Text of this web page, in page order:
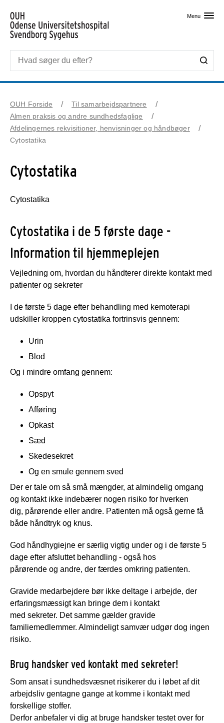
Menu
OUH Forside
Til samarbejdspartnere
Almen praksis og andre sundhedsfaglige
Afdelingernes rekvisitioner, henvisninger og håndbøger
Cytostatika
Cytostatika
Cytostatika
Cytostatika i de 5 første dage -
Information til hjemmeplejen
Vejledning om, hvordan du håndterer direkte kontakt med
patienter og sekreter
I de første 5 dage efter behandling med kemoterapi
udskiller kroppen cytostatika fortrinsvis gennem:
Urin
Blod
Og i mindre omfang gennem:
Opspyt
Afføring
Opkast
Sæd
Skedesekret
Og en smule gennem sved
Der er tale om så små mængder, at almindelig omgang
og kontakt ikke indebærer nogen risiko for hverken
dig, pårørende eller andre. Patienten må også gerne få
både håndtryk og knus.
God håndhygiejne er særlig vigtig under og i de første 5
dage efter afsluttet behandling - også hos
pårørende og andre, der færdes omkring patienten.
Gravide medarbejdere bør ikke deltage i arbejde, der
erfaringsmæssigt kan bringe dem i kontakt
med sekreter. Det samme gælder gravide
familiemedlemmer. Almindeligt samvær udgør dog ingen
risiko.
Brug handsker ved kontakt med sekreter!
Som ansat i sundhedsvæsnet risikerer du i løbet af dit
arbejdsliv gentagne gange at komme i kontakt med
forskellige stoffer.
Derfor anbefaler vi dig at bruge handsker testet over for